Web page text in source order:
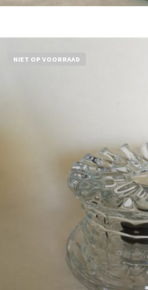
NIET OP VOORRAAD